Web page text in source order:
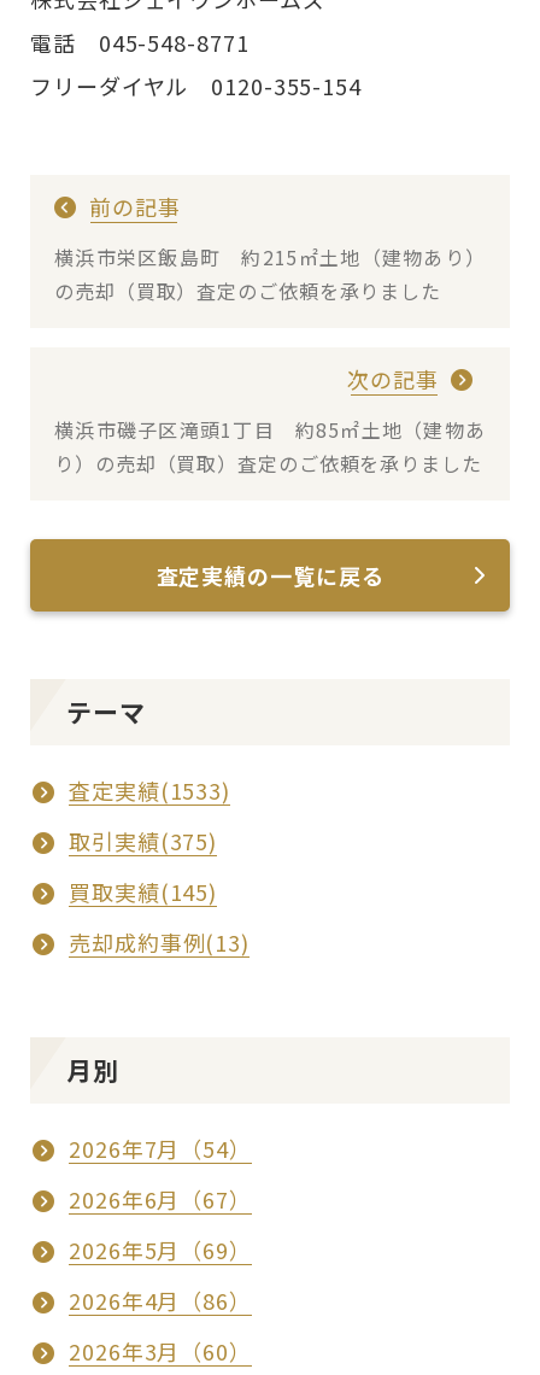
電話 045-548-8771
フリーダイヤル 0120-355-154
前の記事
横浜市栄区飯島町 約215㎡土地（建物あり）
の売却（買取）査定のご依頼を承りました
次の記事
横浜市磯子区滝頭1丁目 約85㎡土地（建物あ
り）の売却（買取）査定のご依頼を承りました
査定実績の一覧に戻る
テーマ
査定実績(1533)
取引実績(375)
買取実績(145)
売却成約事例(13)
月別
2026年7月（54）
2026年6月（67）
2026年5月（69）
2026年4月（86）
2026年3月（60）